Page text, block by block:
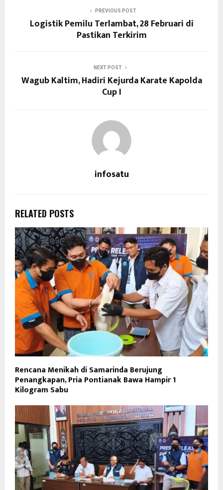
PREVIOUS POST
Logistik Pemilu Terlambat, 28 Februari di
Pastikan Terkirim
NEXT POST
Wagub Kaltim, Hadiri Kejurda Karate Kapolda
Cup I
infosatu
RELATED POSTS
Rencana Menikah di Samarinda Berujung
Penangkapan, Pria Pontianak Bawa Hampir 1
Kilogram Sabu